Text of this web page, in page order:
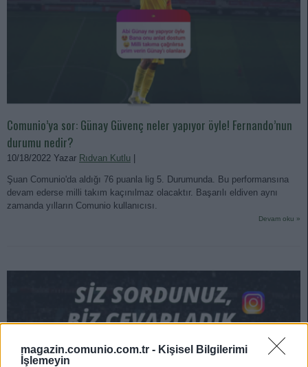
magazin.comunio.com.tr - Kişisel Bilgilerimi
İşlemeyin
Comunio’ya sor: Günay Güvenç neler yapıyor öyle! Fernando’nun
durumu nedir?
10/18/2022 Yazar Rıdvan Kutlu |
Şuan Comunio'da aldığı 76 puanla lig 5. Durumunda. Bu performansına
devam ederse milli takım kaçınılmaz olacaktır. Başarılı eldiven aynı
zamanda yılların Comunio kullanıcısı.
Devam oku »